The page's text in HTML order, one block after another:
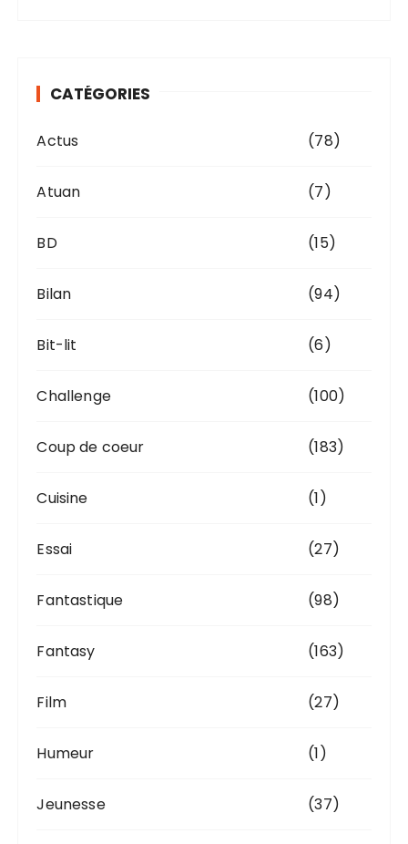
e CATÉGORIES
Actus (78)
Atuan (7)
BD (15)
Bilan (94)
Bit-lit (6)
Challenge (100)
Coup de coeur (183)
Cuisine (1)
Essai (27)
Fantastique (98)
Fantasy (163)
Film (27)
Humeur (1)
Jeunesse (37)